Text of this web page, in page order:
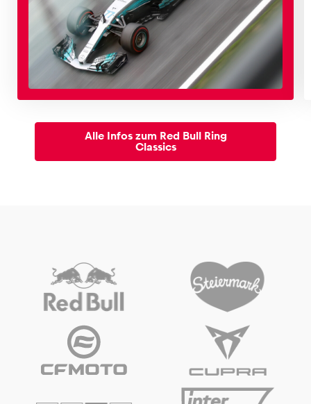
Fahrzeug
Alle anzeigen
Alle anzeigen
Glossar
Alle anzeigen
Alle Infos zum Red Bull Ring
Classics